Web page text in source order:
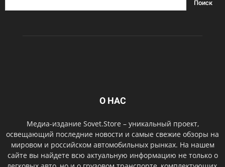
О НАС
Медиа-издание Sovet.Store – уникальный проект,
освещающий последние новости и самые свежие обзоры на
мировом и российском автомобильных рынках. На нашем
сайте вы найдете всю актуальную информацию не только о